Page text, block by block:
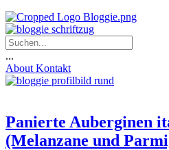
...
About Kontakt
Panierte Auberginen
(Melanzane und